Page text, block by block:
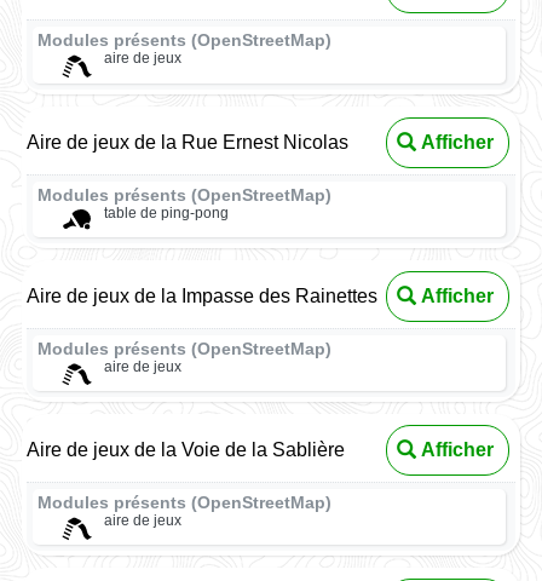
Modules présents (OpenStreetMap)
aire de jeux
Aire de jeux de la Rue Ernest Nicolas Afficher
Modules présents (OpenStreetMap)
table de ping-pong
Aire de jeux de la Impasse des Rainettes Afficher
Modules présents (OpenStreetMap)
aire de jeux
Aire de jeux de la Voie de la Sablière Afficher
Modules présents (OpenStreetMap)
aire de jeux